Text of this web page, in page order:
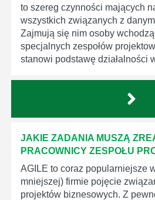
to szereg czynności mających
wszystkich związanych z
Zajmują się nim osoby
specjalnych zespołów
stanowi podstawę działalności
JAKIE ZADANIA MUSZĄ
PRACOWNICY ZESPOŁU
AGILE to coraz popularniejsze
mniejszej) firmie pojęcie
projektów biznesowych. Z